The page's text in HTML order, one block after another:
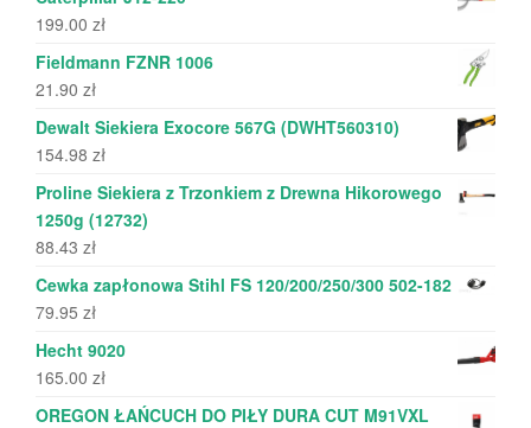
199.00 zł
Fieldmann FZNR 1006
21.90 zł
Dewalt Siekiera Exocore 567G (DWHT560310)
154.98 zł
Proline Siekiera z Trzonkiem z Drewna Hikorowego
1250g (12732)
88.43 zł
Cewka zapłonowa Stihl FS 120/200/250/300 502-182
79.95 zł
Hecht 9020
165.00 zł
OREGON ŁAŃCUCH DO PIŁY DURA CUT M91VXL